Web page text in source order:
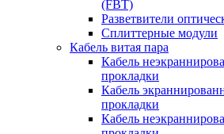
(FBT)
Разветвители
Сплиттерные модули
Кабель витая пара
Кабель
прокладки
Кабель
прокладки
Кабель